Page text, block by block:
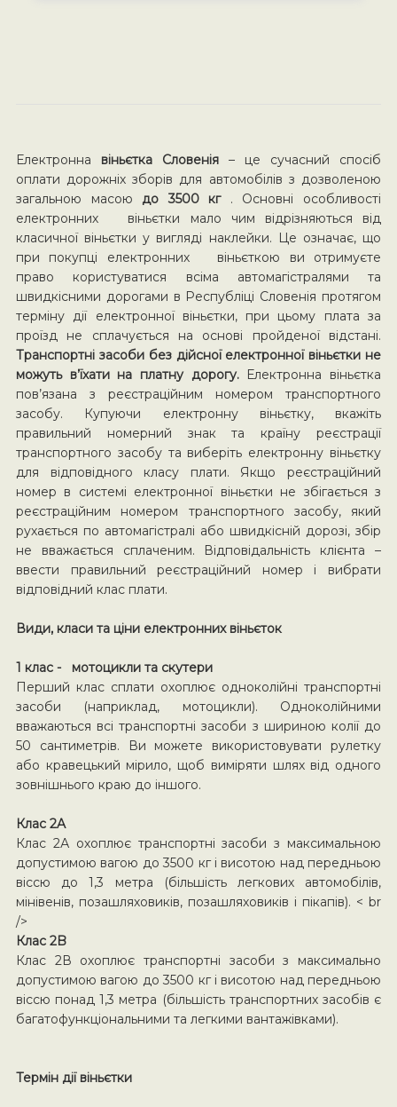
Електронна віньєтка Словенія– це сучасний спосіб
оплати дорожніх зборів для автомобілів з дозволеною
загальною масою до 3500 кг . Основні особливості
електронних віньєтки мало чим відрізняються від
класичної віньєтки у вигляді наклейки. Це означає, що
при покупці електронних віньєткою ви отримуєте
право користуватися всіма автомагістралями та
швидкісними дорогами в Республіці Словенія протягом
терміну дії електронної віньєтки, при цьому плата за
проїзд не сплачується на основі пройденої відстані.
Транспортні засоби без дійсної електронної віньєтки не
можуть в’їхати на платну дорогу. Електронна віньєтка
пов’язана з реєстраційним номером транспортного
засобу. Купуючи електронну віньєтку, вкажіть
правильний номерний знак та країну реєстрації
транспортного засобу та виберіть електронну віньєтку
для відповідного класу плати. Якщо реєстраційний
номер в системі електронної віньєтки не збігається з
реєстраційним номером транспортного засобу, який
рухається по автомагістралі або швидкісній дорозі, збір
не вважається сплаченим. Відповідальність клієнта –
ввести правильний реєстраційний номер і вибрати
відповідний клас плати.
Види, класи та ціни електронних віньєток
1 клас - мотоцикли та скутери
Перший клас сплати охоплює одноколійні транспортні
засоби (наприклад, мотоцикли). Одноколійними
вважаються всі транспортні засоби з шириною колії до
50 сантиметрів. Ви можете використовувати рулетку
або кравецький мірило, щоб виміряти шлях від одного
зовнішнього краю до іншого.
Клас 2A
Клас 2А охоплює транспортні засоби з максимальною
допустимою вагою до 3500 кг і висотою над передньою
віссю до 1,3 метра (більшість легкових автомобілів,
мінівенів, позашляховиків, позашляховиків і пікапів). < br
/>
Клас 2B
Клас 2В охоплює транспортні засоби з максимально
допустимою вагою до 3500 кг і висотою над передньою
віссю понад 1,3 метра (більшість транспортних засобів є
багатофункціональними та легкими вантажівками).
Термін дії віньєтки